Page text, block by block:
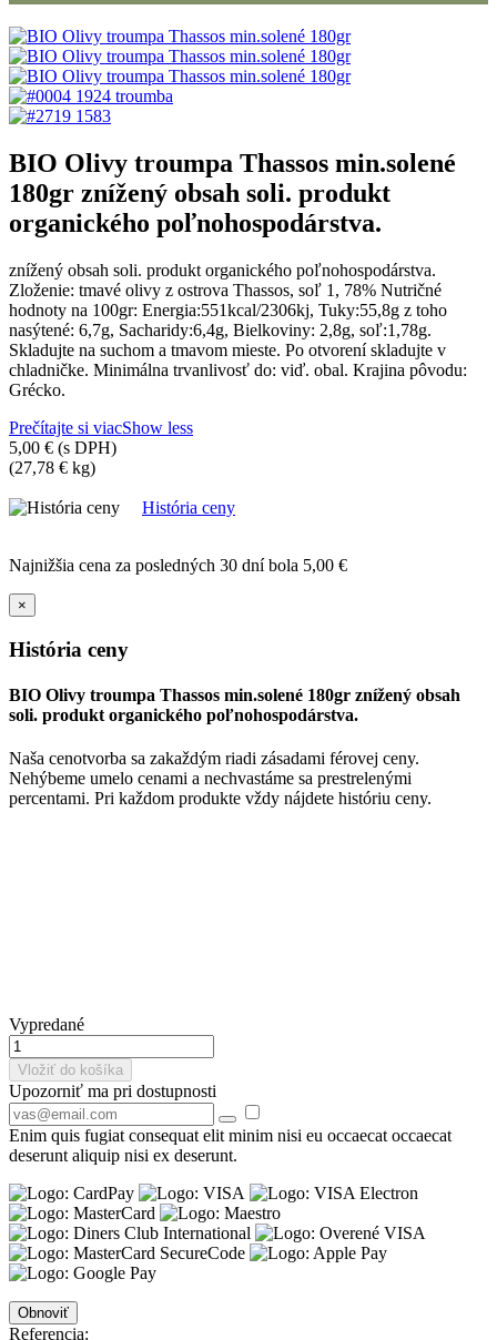
BIO Olivy troumpa Thassos min.solené
180gr znížený obsah soli. produkt
organického poľnohospodárstva.
znížený obsah soli. produkt organického poľnohospodárstva.
Zloženie: tmavé olivy z ostrova Thassos, soľ 1, 78% Nutričné
hodnoty na 100gr: Energia:551kcal/2306kj, Tuky:55,8g z toho
nasýtené: 6,7g, Sacharidy:6,4g, Bielkoviny: 2,8g, soľ:1,78g.
Skladujte na suchom a tmavom mieste. Po otvorení skladujte v
chladničke. Minimálna trvanlivosť do: viď. obal. Krajina pôvodu:
Grécko.
Prečítajte si viacShow less
5,00 € (s DPH)
(27,78 € kg)
História ceny
Najnižšia cena za posledných 30 dní bola 5,00 €
×
História ceny
BIO Olivy troumpa Thassos min.solené 180gr znížený obsah
soli. produkt organického poľnohospodárstva.
Naša cenotvorba sa zakaždým riadi zásadami férovej ceny.
Nehýbeme umelo cenami a nechvastáme sa prestrelenými
percentami. Pri každom produkte vždy nájdete históriu ceny.
Vypredané
Vložiť do košíka
Upozorniť ma pri dostupnosti
Enim quis fugiat consequat elit minim nisi eu occaecat occaecat
deserunt aliquip nisi ex deserunt.
Referencia: